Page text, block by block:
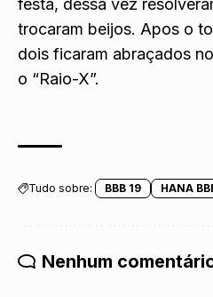
trocaram beijos. Apos o
dois ficaram abraçados
o “Raio-X”.
Tudo sobre: BBB 19 HANA
Nenhum